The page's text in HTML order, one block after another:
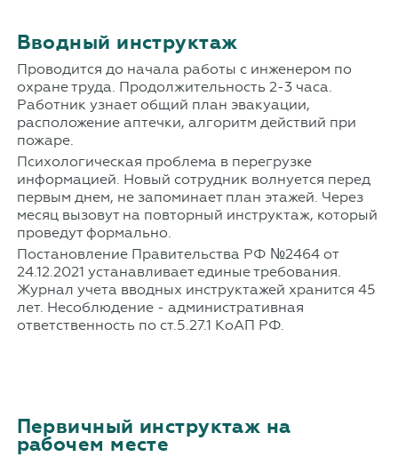
Вводный инструктаж
Проводится до начала работы с инженером по
охране труда. Продолжительность 2-3 часа.
Работник узнает общий план эвакуации,
расположение аптечки, алгоритм действий при
пожаре.
Психологическая проблема в перегрузке
информацией. Новый сотрудник волнуется перед
первым днем, не запоминает план этажей. Через
месяц вызовут на повторный инструктаж, который
проведут формально.
Постановление Правительства РФ №2464 от
24.12.2021 устанавливает единые требования.
Журнал учета вводных инструктажей хранится 45
лет. Несоблюдение - административная
ответственность по ст.5.27.1 КоАП РФ.
Первичный инструктаж на
рабочем месте